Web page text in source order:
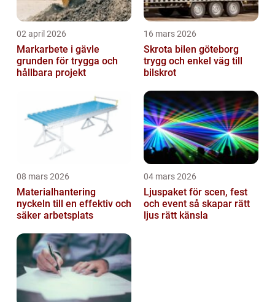
02 april 2026
Markarbete i gävle
grunden för trygga och
hållbara projekt
16 mars 2026
Skrota bilen göteborg
trygg och enkel väg till
bilskrot
08 mars 2026
Materialhantering
nyckeln till en effektiv och
säker arbetsplats
04 mars 2026
Ljuspaket för scen, fest
och event så skapar rätt
ljus rätt känsla